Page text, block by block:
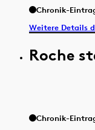
Chronik-
Weitere Details
Roche
Chronik-